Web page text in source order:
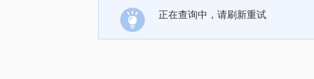
正在查询中，请刷新重试